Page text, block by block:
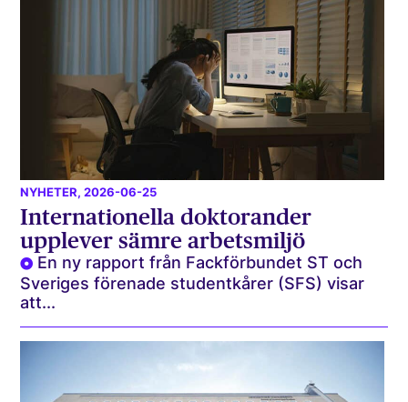
NYHETER, 2026-06-25
Internationella doktorander
upplever sämre arbetsmiljö
En ny rapport från Fackförbundet ST och
Sveriges förenade studentkårer (SFS) visar
att...